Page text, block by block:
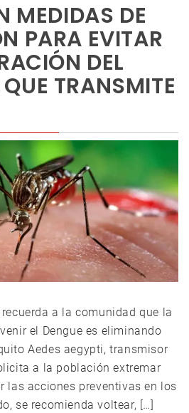
MEDIDAS DE
PARA EVITAR
DEL
TRANSMITE
a la comunidad que la
el Dengue es eliminando
Aedes aegypti, transmisor
a la población extremar
las acciones preventivas en los
se recomienda voltear, […]